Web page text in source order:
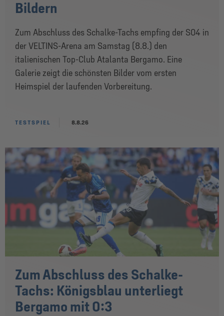
Bildern
Zum Abschluss des Schalke-Tachs empfing der S04 in
der VELTINS-Arena am Samstag (8.8.) den
italienischen Top-Club Atalanta Bergamo. Eine
Galerie zeigt die schönsten Bilder vom ersten
Heimspiel der laufenden Vorbereitung.
TESTSPIEL 8.8.26
Zum Abschluss des Schalke-
Tachs: Königsblau unterliegt
Bergamo mit 0:3